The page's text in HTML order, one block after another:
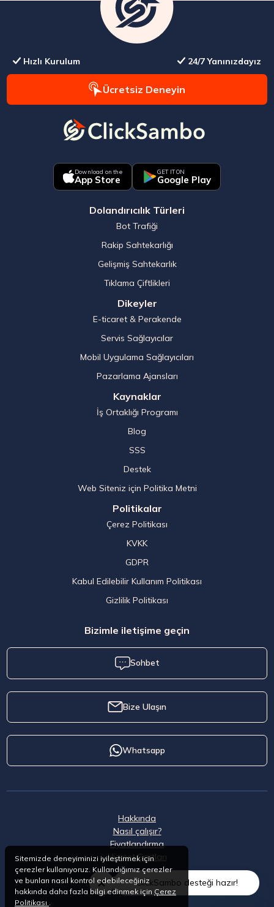
Hızlı Kurulum 24/7 Yanınızdayız
Ücretsiz Deneyin
Download on the
App Store
GET IT ON
Google Play
Dolandırıcılık Türleri
Bot Trafiği
Rakip Sahtekarlığı
Gelişmiş Sahtekarlık
Tıklama Çiftlikleri
Dikeyler
E-ticaret & Perakende
Servis Sağlayıcılar
Mobil Uygulama Sağlayıcıları
Pazarlama Ajansları
Kaynaklar
İş Ortaklığı Programı
Blog
SSS
Destek
Web Siteniz için Politika Metni
Politikalar
Çerez Politikası
KVKK
GDPR
Kabul Edilebilir Kullanım Politikası
Gizlilik Politikası
Bizimle iletişime geçin
Sohbet
Bize Ulaşın
Whatsapp
Hakkında
Nasıl çalışır?
Fiyatlandırma
Hizmet Şartları
ClickSambo desteği hazır!
Sitemizde deneyiminizi iyileştirmek için
çerezler kullanıyoruz. Kullandığımız çerezler
ve bunları nasıl kontrol edebileceğiniz
hakkında daha fazla bilgi edinmek için Çerez
Politikası .